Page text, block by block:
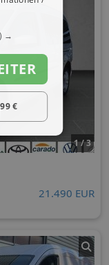
1 / 3
21.490 EUR
→
€